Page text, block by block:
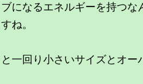
になるエネルギーを持つな
ね。
一回り小さいサイズとオー